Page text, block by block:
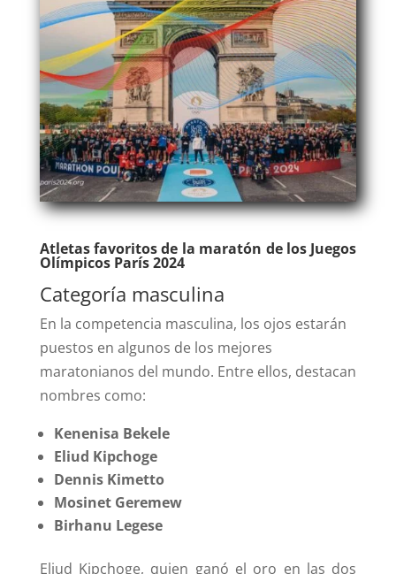
Atletas favoritos de la maratón de los Juegos
Olímpicos París 2024
Categoría masculina
En la competencia masculina, los ojos estarán
puestos en algunos de los mejores
maratonianos del mundo. Entre ellos, destacan
nombres como:
Kenenisa Bekele
Eliud Kipchoge
Dennis Kimetto
Mosinet Geremew
Birhanu Legese
Eliud Kipchoge, quien ganó el oro en las dos